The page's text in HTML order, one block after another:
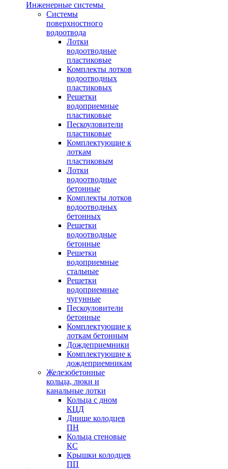
Инженерные системы
Системы
поверхностного
водоотвода
Лотки
водоотводные
пластиковые
Комплекты лотков
водоотводных
пластиковых
Решетки
водоприемные
пластиковые
Пескоуловители
пластиковые
Комплектующие к
лоткам
пластиковым
Лотки
водоотводные
бетонные
Комплекты лотков
водоотводных
бетонных
Решетки
водоотводные
бетонные
Решетки
водоприемные
стальные
Решетки
водоприемные
чугунные
Пескоуловители
бетонные
Комплектующие к
лоткам бетонным
Дождеприемники
Комплектующие к
дождеприемникам
Железобетонные
кольца, люки и
канальные лотки
Кольца с дном
КЦД
Днище колодцев
ПН
Кольца стеновые
КС
Крышки колодцев
ПП